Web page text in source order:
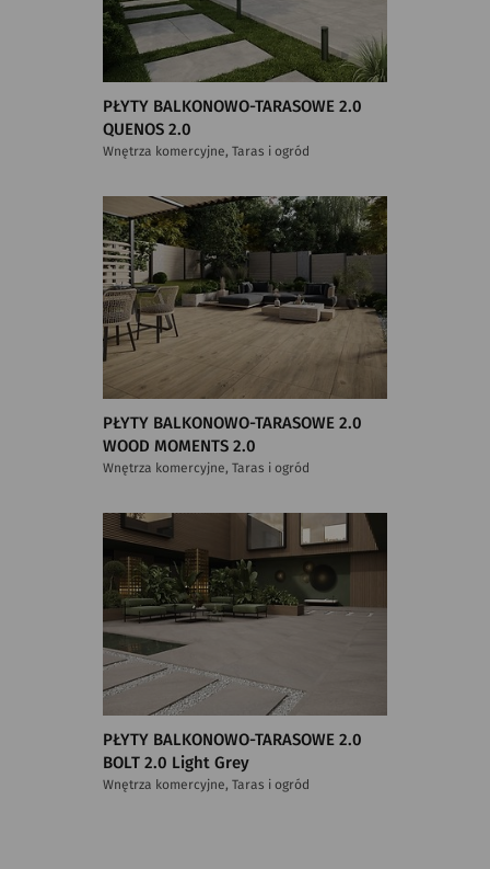
PŁYTY BALKONOWO-TARASOWE 2.0
QUENOS 2.0
Wnętrza komercyjne, Taras i ogród
PŁYTY BALKONOWO-TARASOWE 2.0
WOOD MOMENTS 2.0
Wnętrza komercyjne, Taras i ogród
PŁYTY BALKONOWO-TARASOWE 2.0
BOLT 2.0 Light Grey
Wnętrza komercyjne, Taras i ogród